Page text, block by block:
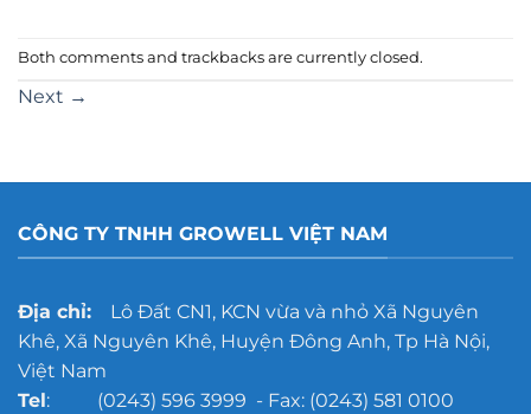
Both comments and trackbacks are currently closed.
Next →
CÔNG TY TNHH GROWELL VIỆT NAM
Địa chỉ:Lô Đất CN1, KCN vừa và nhỏ Xã Nguyên
Khê, Xã Nguyên Khê, Huyện Đông Anh, Tp Hà Nội,
Việt Nam
Tel: (0243) 596 3999 - Fax: (0243) 581 0100